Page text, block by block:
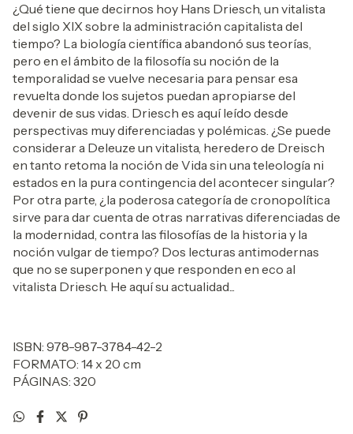
¿Qué tiene que decirnos hoy Hans Driesch, un vitalista
del siglo XIX sobre la administración capitalista del
tiempo? La biología científica abandonó sus teorías,
pero en el ámbito de la filosofía su noción de la
temporalidad se vuelve necesaria para pensar esa
revuelta donde los sujetos puedan apropiarse del
devenir de sus vidas. Driesch es aquí leído desde
perspectivas muy diferenciadas y polémicas. ¿Se puede
considerar a Deleuze un vitalista, heredero de Dreisch
en tanto retoma la noción de Vida sin una teleología ni
estados en la pura contingencia del acontecer singular?
Por otra parte, ¿la poderosa categoría de cronopolítica
sirve para dar cuenta de otras narrativas diferenciadas de
la modernidad, contra las filosofías de la historia y la
noción vulgar de tiempo? Dos lecturas antimodernas
que no se superponen y que responden en eco al
vitalista Driesch. He aquí su actualidad...
ISBN: 978-987-3784-42-2
FORMATO: 14 x 20 cm
PÁGINAS: 320